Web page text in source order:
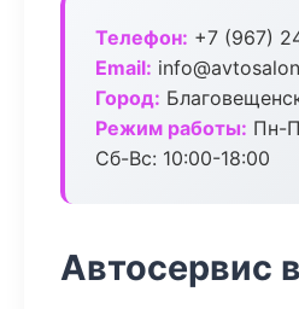
Телефон: +7 (967)
Email:
Город:
Режим работы: Пн-
Сб-Вс: 10:00-18:00
Автосервис в